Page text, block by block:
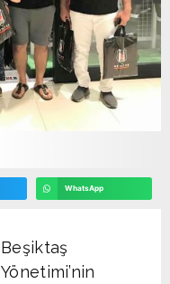
WhatsApp
Beşiktaş
Yönetimi’nin